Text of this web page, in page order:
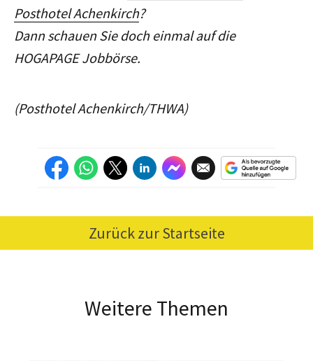
Posthotel Achenkirch?
Dann schauen Sie doch einmal auf die
HOGAPAGE Jobbörse.
(Posthotel Achenkirch/THWA)
Zurück zur Startseite
Weitere Themen